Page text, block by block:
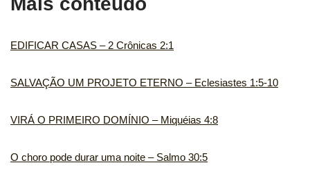
EDIFICAR CASAS – 2 Crônicas 2:1
SALVAÇÃO UM PROJETO ETERNO – Eclesiastes 1:5-10
VIRÁ O PRIMEIRO DOMÍNIO – Miquéias 4:8
O choro pode durar uma noite – Salmo 30:5